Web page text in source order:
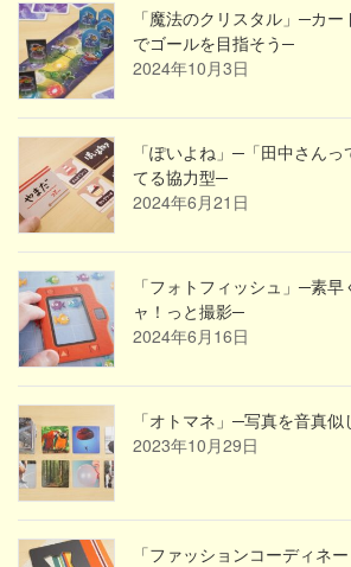
「魔法のクリスタル」─カ
でゴールを目指そう─
2024年10月3日
「ぽいよね」─「田中さん
てる協力型─
2024年6月21日
「フォトフィッシュ」─素
ャ！っと撮影─
2024年6月16日
「オトマネ」─写真を音真
2023年10月29日
「ファッションコーディネ